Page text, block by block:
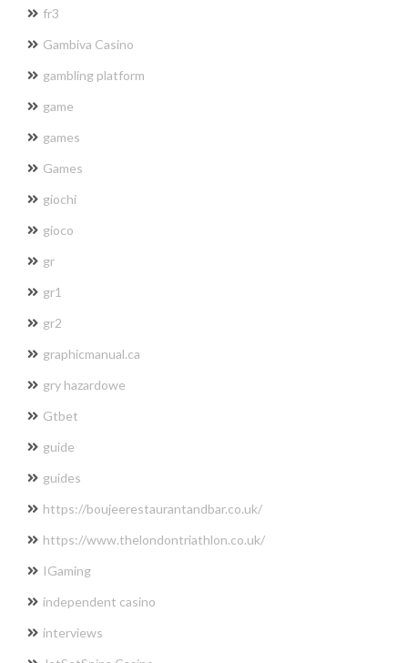
fr3
Gambiva Casino
gambling platform
game
games
Games
giochi
gioco
gr
gr1
gr2
graphicmanual.ca
gry hazardowe
Gtbet
guide
guides
https://boujeerestaurantandbar.co.uk/
https://www.thelondontriathlon.co.uk/
IGaming
independent casino
interviews